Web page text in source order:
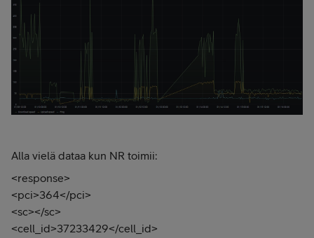
Alla vielä dataa kun NR toimii:
<response>
<pci>364</pci>
<sc></sc>
<cell_id>37233429</cell_id>